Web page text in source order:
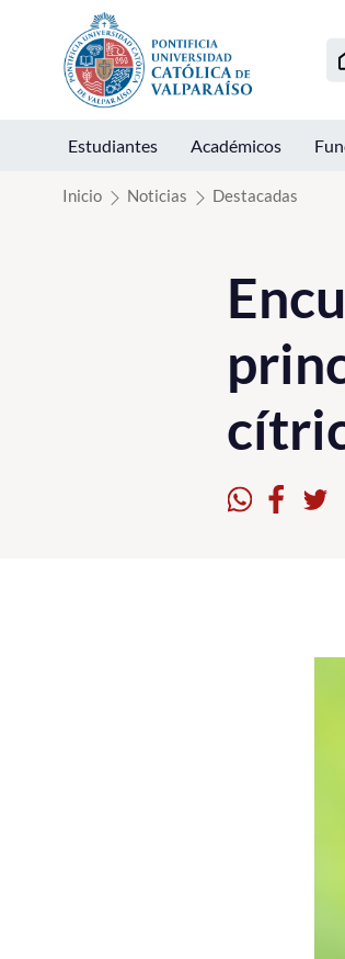
Click acá para ir directamente al contenido
Estudiantes Académicos
Inicio Noticias Destacadas